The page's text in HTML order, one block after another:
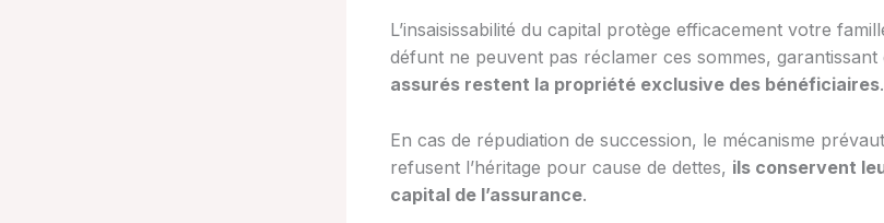
L’insaisissabilité du capital protège efficacement votre
défunt ne peuvent pas réclamer ces sommes, garantissant
assurés restent la propriété exclusive des bénéficiaires.
En cas de répudiation de succession, le mécanisme
refusent l’héritage pour cause de dettes, ils conservent
capital de l’assurance.